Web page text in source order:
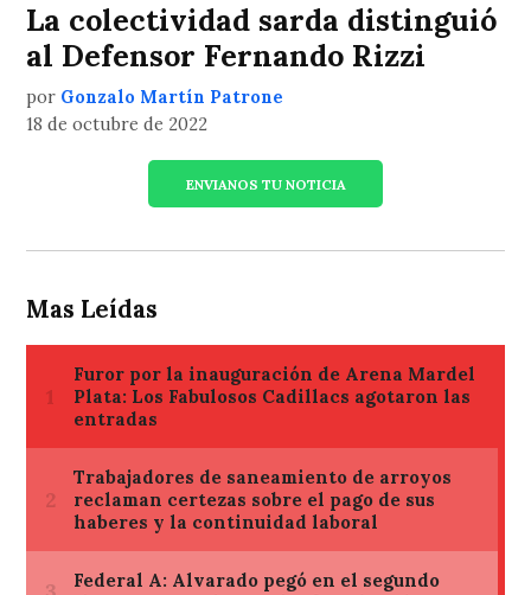
La colectividad sarda distinguió
al Defensor Fernando Rizzi
por Gonzalo Martín Patrone
18 de octubre de 2022
ENVIANOS TU NOTICIA
Mas Leídas